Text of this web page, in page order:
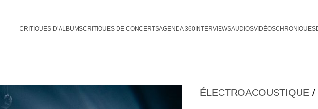
CRITIQUES D’ALBUMSCRITIQUES DE CONCERTSAGENDA 360INTERVIEWSAUDIOSVIDÉOSCHRONIQUES
ÉLECTROACOUSTIQUE /